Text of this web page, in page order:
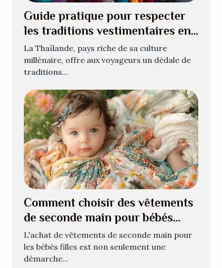
Guide pratique pour respecter
les traditions vestimentaires en
Thaïlande
La Thaïlande, pays riche de sa culture
millénaire, offre aux voyageurs un dédale de
traditions...
Comment choisir des vêtements
de seconde main pour bébés
filles
L'achat de vêtements de seconde main pour
les bébés filles est non seulement une
démarche...